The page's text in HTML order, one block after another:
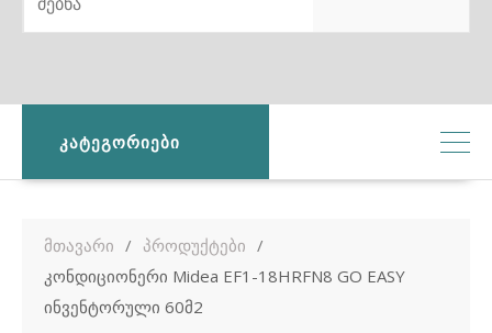
ᲙᲐᲢᲔᲒᲝᲠᲘᲔᲑᲘ
მთავარი
პროდუქტები
კონდიციონერი Midea EF1-18HRFN8 GO EASY
ინვენტორული 60მ2